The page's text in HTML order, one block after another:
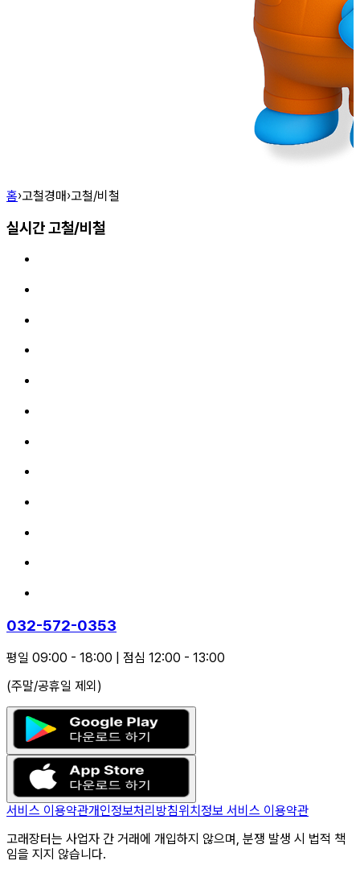
홈›고철경매›고철/비철
실시간 고철/비철
032-572-0353
평일 09:00 - 18:00
점심 12:00 - 13:00
(주말/공휴일 제외)
서비스 이용약관개인정보처리방침위치정보 서비스 이용약관
고래장터는 사업자 간 거래에 개입하지 않으며, 분쟁 발생 시 법적 책
임을 지지 않습니다.